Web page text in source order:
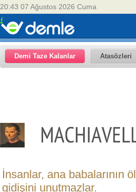
20:43 07 Ağustos 2026 Cuma
Demi Taze Kalanlar Atasözleri
İnsanlar, ana babalarının
gidişini unutmazlar.